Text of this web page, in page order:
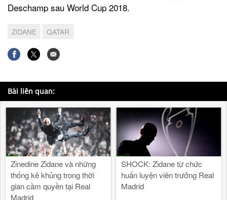
Deschamp sau World Cup 2018.
ZIDANE QATAR
Bài liên quan:
Zinedine Zidane và những
thống kê khủng trong thời
gian cầm quyền tại Real
Madrid
SHOCK: Zidane từ chức
huấn luyện viên trưởng Real
Madrid